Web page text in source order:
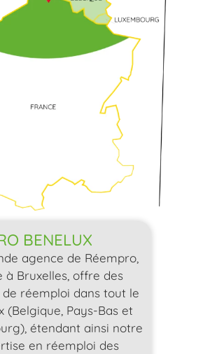
BENELUX
agence de Réempro,
à Bruxelles, offre des
réemploi dans tout le
(Belgique, Pays-Bas et
étendant ainsi notre
en réemploi des